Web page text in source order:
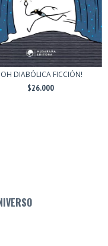
¡OH DIABÓLICA FICCIÓN!
$26.000